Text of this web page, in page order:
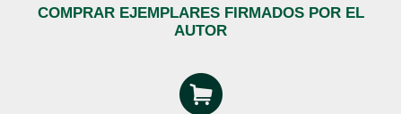
COMPRAR EJEMPLARES FIRMADOS POR EL
AUTOR